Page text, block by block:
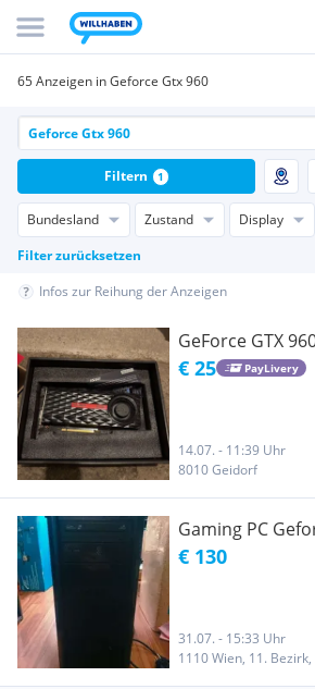
65 Anzeigen in Geforce Gtx 960
Bundesland Zustand Display
Filter zurücksetzen
Filtern 1
Infos zur Reihung der Anzeigen
GeForce GTX
€ 25 PayLivery
14.07. - 11:39 Uhr
8010 Geidorf
Gaming PC
€ 130
31.07. - 15:33 Uhr
1110 Wien, 11.